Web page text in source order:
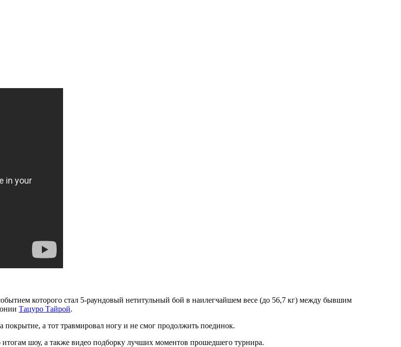
которого стал 5-раундовый нетитульный бой в наилегчайшем весе (до 56,7 кг) между бывшим
Тацуро Тайрой.
покрытие, а тот травмировал ногу и не смог продолжить поединок.
шоу, а также видео подборку лучших моментов прошедшего турнира.